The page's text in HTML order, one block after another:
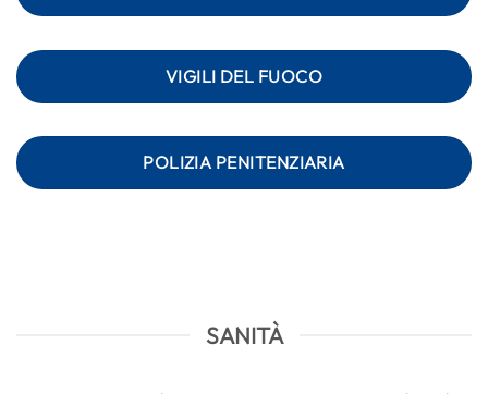
VIGILI DEL FUOCO
POLIZIA PENITENZIARIA
SANITÀ